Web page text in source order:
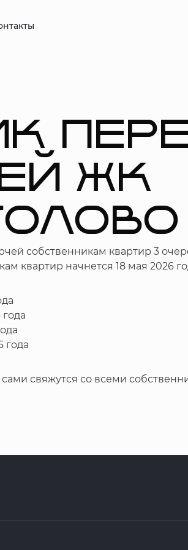
ЖК
собственникам квартир 3
квартир начнется 18 мая 2026
года
свяжутся со всеми